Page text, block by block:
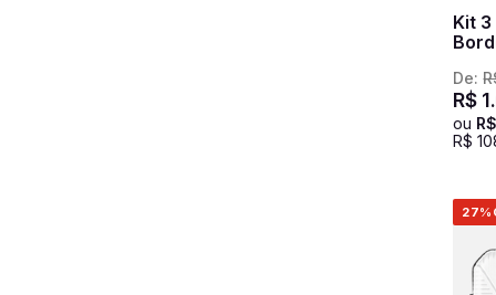
Kit 3
De:
R$ 1.
ou R$
R$
27%